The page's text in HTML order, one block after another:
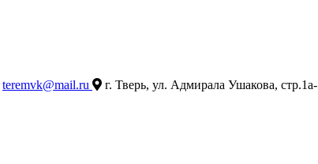
teremvk@mail.ru г. Тверь, ул. Адмирала Ушакова, стр.1а-